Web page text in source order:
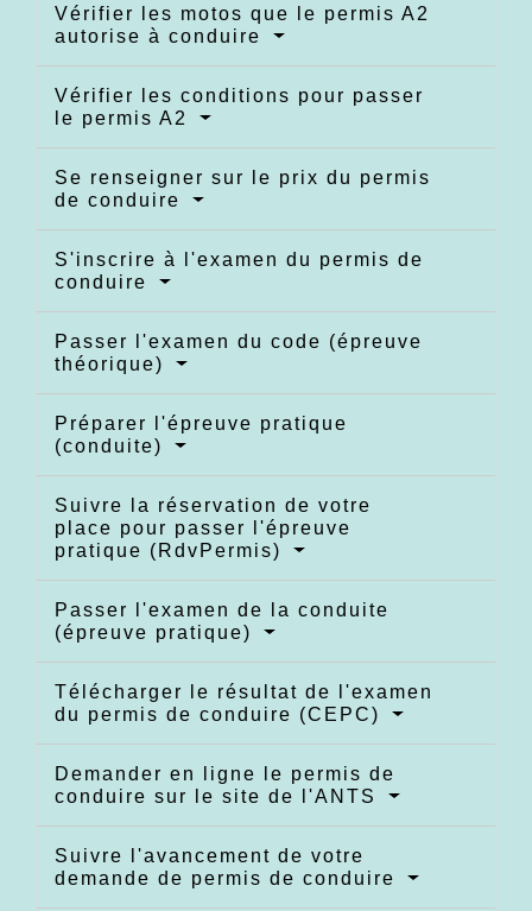
Vérifier les motos que le permis A2
autorise à conduire
Vérifier les conditions pour passer
le permis A2
Se renseigner sur le prix du permis
de conduire
S'inscrire à l'examen du permis de
conduire
Passer l'examen du code (épreuve
théorique)
Préparer l'épreuve pratique
(conduite)
Suivre la réservation de votre
place pour passer l'épreuve
pratique (RdvPermis)
Passer l'examen de la conduite
(épreuve pratique)
Télécharger le résultat de l'examen
du permis de conduire (CEPC)
Demander en ligne le permis de
conduire sur le site de l'ANTS
Suivre l'avancement de votre
demande de permis de conduire